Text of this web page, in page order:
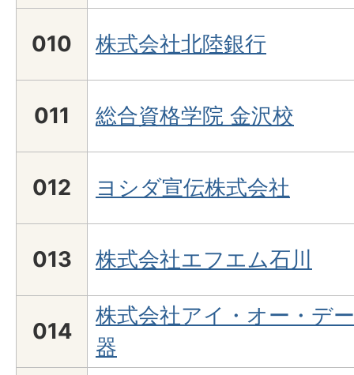
010 株式会社北陸銀行
011 総合資格学院 金沢校
012 ヨシダ宣伝株式会社
013 株式会社エフエム石川
014
株式会社アイ・オー・デ
器